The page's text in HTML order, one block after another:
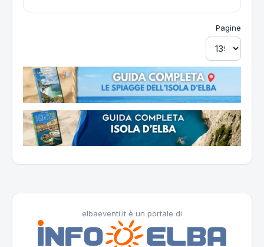
Pagine
elbaeventi.it è un portale di